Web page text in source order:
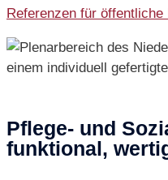
Referenzen für öffentliche
Pflege- und
funktional,